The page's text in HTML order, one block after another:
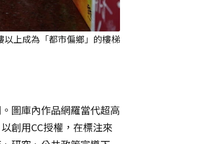
上成為「都市偏鄉」的樓梯
圖庫內作品網羅當代超高
創用CC授權，在標注來